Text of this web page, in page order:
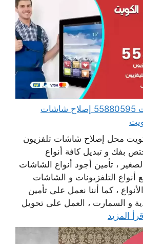
فني تصليح تلفزيونات 55880595 إصلاح شاشات
محل إصلاح شاشات تلفزيون
بفك و تبديل كافة أنواع
، تأمين أجود أنواع الشاشات
أنواع التلفزيونات و الشاشات
، كما أننا نعمل على تأمين
و السمارت ، العمل على تحويل
اقرأ المزيد